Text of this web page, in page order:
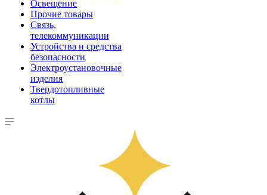
Освещение
Прочие товары
Связь,
телекоммуникации
Устройства и средства
безопасности
Электроустановочные
изделия
Твердотопливные
котлы